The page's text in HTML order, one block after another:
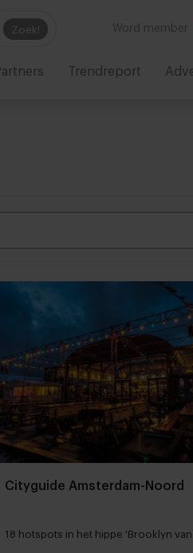
Zoek! Word member
Trendreport
Cityguide Amsterdam-Noord
18 hotspots in het hippe 'Brooklyn